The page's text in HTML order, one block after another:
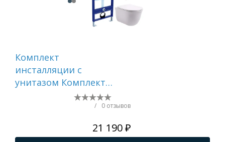
Комплект
инсталляции с
унитазом Комплект
инсталляции с
/ 0 отзывов
21 190 ₽